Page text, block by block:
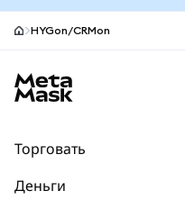
HYGon/CRMon
Торговать
Деньги